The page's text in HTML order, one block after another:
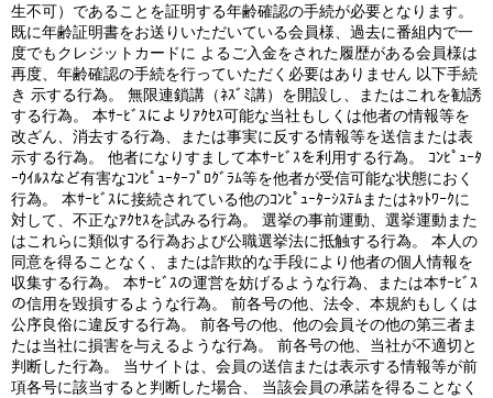
生不可）であることを証明する年齢確認の手続が必要となります。
既に年齢証明書をお送りいただいている会員様、過去に番組内で一
度でもクレジットカードに よるご入金をされた履歴がある会員様は
再度、年齢確認の手続を行っていただく必要はありません 以下手続
き 示する行為。 無限連鎖講（ﾈｽﾞﾐ講）を開設し、またはこれを勧誘
する行為。 本ｻｰﾋﾞｽによりｱｸｾｽ可能な当社もしくは他者の情報等を
改ざん、消去する行為、または事実に反する情報等を送信または表
示する行為。 他者になりすまして本ｻｰﾋﾞｽを利用する行為。 ｺﾝﾋﾟｭｰﾀ
ｰｳｲﾙｽなど有害なｺﾝﾋﾟｭｰﾀｰﾌﾟﾛｸﾞﾗﾑ等を他者が受信可能な状態におく
行為。 本ｻｰﾋﾞｽに接続されている他のｺﾝﾋﾟｭｰﾀｰｼｽﾃﾑまたはﾈｯﾄﾜｰｸに
対して、不正なｱｸｾｽを試みる行為。 選挙の事前運動、選挙運動また
はこれらに類似する行為および公職選挙法に抵触する行為。 本人の
同意を得ることなく、または詐欺的な手段により他者の個人情報を
収集する行為。 本ｻｰﾋﾞｽの運営を妨げるような行為、または本ｻｰﾋﾞｽ
の信用を毀損するような行為。 前各号の他、法令、本規約もしくは
公序良俗に違反する行為。 前各号の他、他の会員その他の第三者ま
たは当社に損害を与えるような行為。 前各号の他、当社が不適切と
判断した行為。 当サイトは、会員の送信または表示する情報等が前
項各号に該当すると判断した場合、 当該会員の承諾を得ることなく